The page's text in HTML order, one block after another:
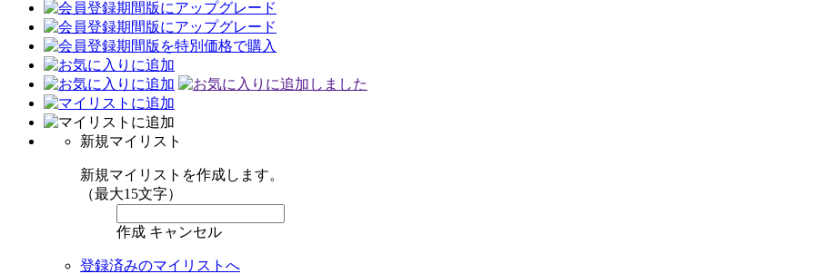
新規マイリスト
新規マイリストを作成します。
（最大15文字）
作成 キャンセル
登録済みのマイリストへ